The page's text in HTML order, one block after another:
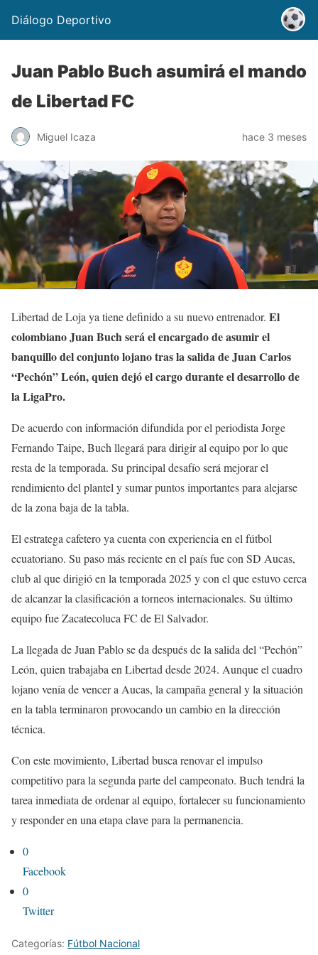
Diálogo Deportivo
Juan Pablo Buch asumirá el mando
de Libertad FC
Miguel Icaza hace 3 meses
Libertad de Loja ya tiene definido a su nuevo entrenador. El
colombiano Juan Buch será el encargado de asumir el
banquillo del conjunto lojano tras la salida de Juan Carlos
“Pechón” León, quien dejó el cargo durante el desarrollo de
la LigaPro.
De acuerdo con información difundida por el periodista Jorge
Fernando Taipe, Buch llegará para dirigir al equipo por lo que
resta de la temporada. Su principal desafío será mejorar el
rendimiento del plantel y sumar puntos importantes para alejarse
de la zona baja de la tabla.
El estratega cafetero ya cuenta con experiencia en el fútbol
ecuatoriano. Su paso más reciente en el país fue con SD Aucas,
club al que dirigió en la temporada 2025 y con el que estuvo cerca
de alcanzar la clasificación a torneos internacionales. Su último
equipo fue Zacatecoluca FC de El Salvador.
La llegada de Juan Pablo se da después de la salida del “Pechón”
León, quien trabajaba en Libertad desde 2024. Aunque el cuadro
lojano venía de vencer a Aucas, la campaña general y la situación
en la tabla terminaron provocando un cambio en la dirección
técnica.
Con este movimiento, Libertad busca renovar el impulso
competitivo para la segunda parte del campeonato. Buch tendrá la
tarea inmediata de ordenar al equipo, fortalecer su funcionamiento
y responder en una etapa clave para la permanencia.
0
Facebook
0
Twitter
Categorías: Fútbol Nacional